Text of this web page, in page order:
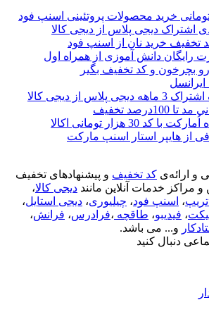
رایگان دانش آموزی از همراه اول
بچرخون و کد تخفیف بگیر
تخفیف
30 هزار تومانی اکالا
از هایپر استار اسنپ مارکت
و ارائه‌ی کد تخفیف و پیشنهادهای تخفیف
و مراکز خدمات آنلاین مانند دیجی کالا،
، اسنپ فود، چیلیوری، دیجی استایل،
، فیدیبو، طاقچه ،فرادرس، فرانش،
و... می باشد.
دنبال کنید